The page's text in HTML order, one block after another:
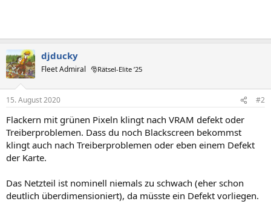
djducky
Fleet Admiral 🎅Rätsel-Elite ’25
15. August 2020 #2
Flackern mit grünen Pixeln klingt nach VRAM defekt oder
Treiberproblemen. Dass du noch Blackscreen bekommst
klingt auch nach Treiberproblemen oder eben einem Defekt
der Karte.
Das Netzteil ist nominell niemals zu schwach (eher schon
deutlich überdimensioniert), da müsste ein Defekt vorliegen.